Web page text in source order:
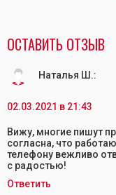
ОСТАВИТЬ ОТЗЫВ
Наталья Ш.:
02.03.2021 в 21:43
Вижу, многие пишут
согласна, что
телефону вежливо
с радостью!
Ответить